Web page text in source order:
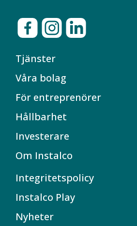
Tjänster
Våra bolag
För entreprenörer
Hållbarhet
Investerare
Om Instalco
Integritetspolicy
Instalco Play
Nyheter